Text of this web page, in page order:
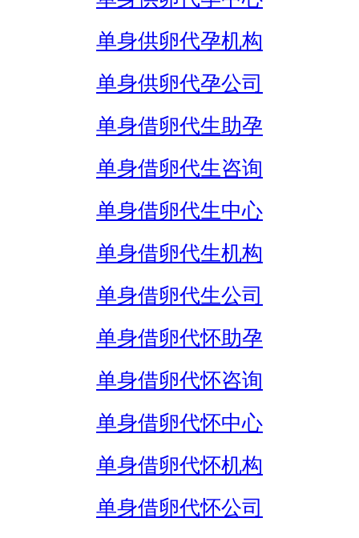
单身供卵代孕机构
单身供卵代孕公司
单身借卵代生助孕
单身借卵代生咨询
单身借卵代生中心
单身借卵代生机构
单身借卵代生公司
单身借卵代怀助孕
单身借卵代怀咨询
单身借卵代怀中心
单身借卵代怀机构
单身借卵代怀公司